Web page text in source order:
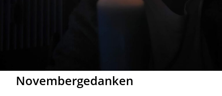
Novembergedanken